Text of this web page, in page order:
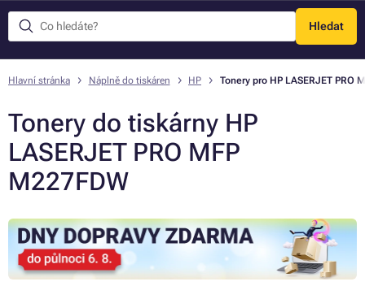
Hledat
Menu
Hlavní stránka Náplně do tiskáren HP Tonery pro HP LASERJET PRO
Tonery do tiskárny HP
LASERJET PRO MFP
M227FDW